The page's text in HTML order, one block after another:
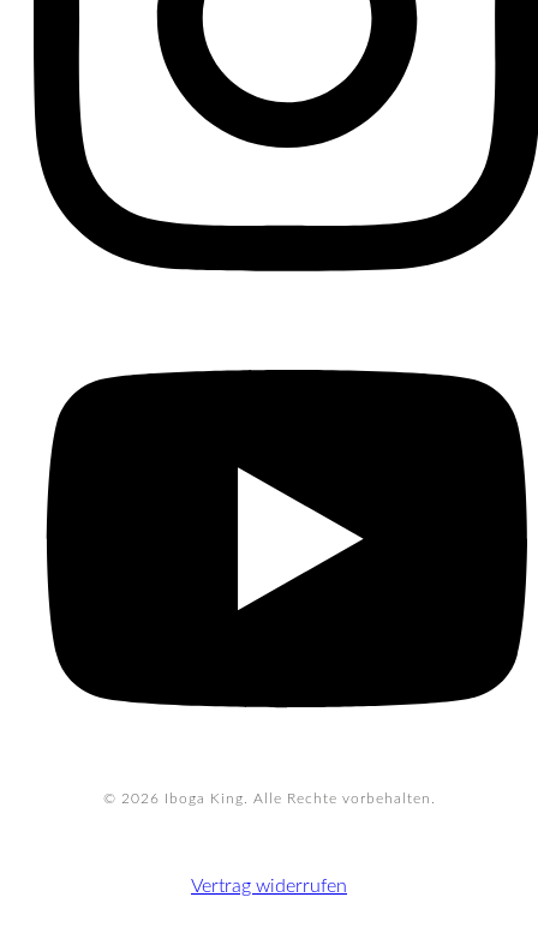
© 2026 Iboga King. Alle Rechte vorbehalten.
Vertrag widerrufen